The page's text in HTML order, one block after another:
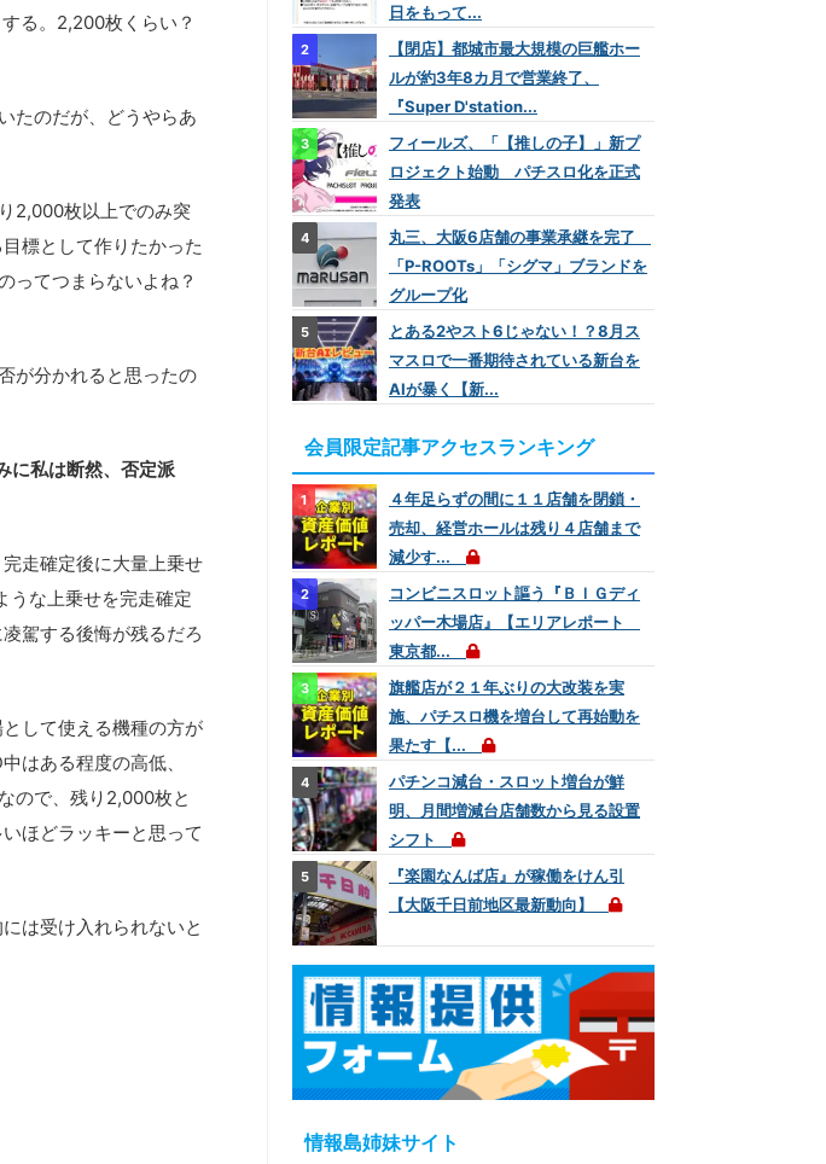
る。2,200枚くらい？
たのだが、どうやらあ
2,000枚以上でのみ突
標として作りたかった
ってつまらないよね？
が分かれると思ったの
に私は断然、否定派
走確定後に大量上乗せ
うな上乗せを完走確定
駕する後悔が残るだろ
して使える機種の方が
はある程度の高低、
ので、残り2,000枚と
ほどラッキーと思って
は受け入れられないと
日をもって...
【閉店】都城市最大規模の巨艦ホー
ルが約3年8カ月で営業終了、
『Super D'station...
フィールズ、「【推しの子】」新プ
ロジェクト始動 パチスロ化を正式
発表
丸三、大阪6店舗の事業承継を完了
「P-ROOTs」「シグマ」ブランドを
グループ化
とある2やスト6じゃない！？8月ス
マスロで一番期待されている新台を
AIが暴く【新...
会員限定記事アクセスランキング
４年足らずの間に１１店舗を閉鎖・
売却、経営ホールは残り４店舗まで
減少す...
コンビニスロット謳う『ＢＩＧディ
ッパー木場店』【エリアレポート
東京都...
旗艦店が２１年ぶりの大改装を実
施、パチスロ機を増台して再始動を
果たす【...
パチンコ減台・スロット増台が鮮
明、月間増減台店舗数から見る設置
シフト
『楽園なんば店』が稼働をけん引
【大阪千日前地区最新動向】
情報島姉妹サイト